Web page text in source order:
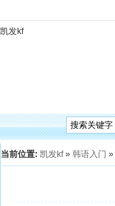
凯发kf
当前位置: 凯发kf» 韩语入门 »